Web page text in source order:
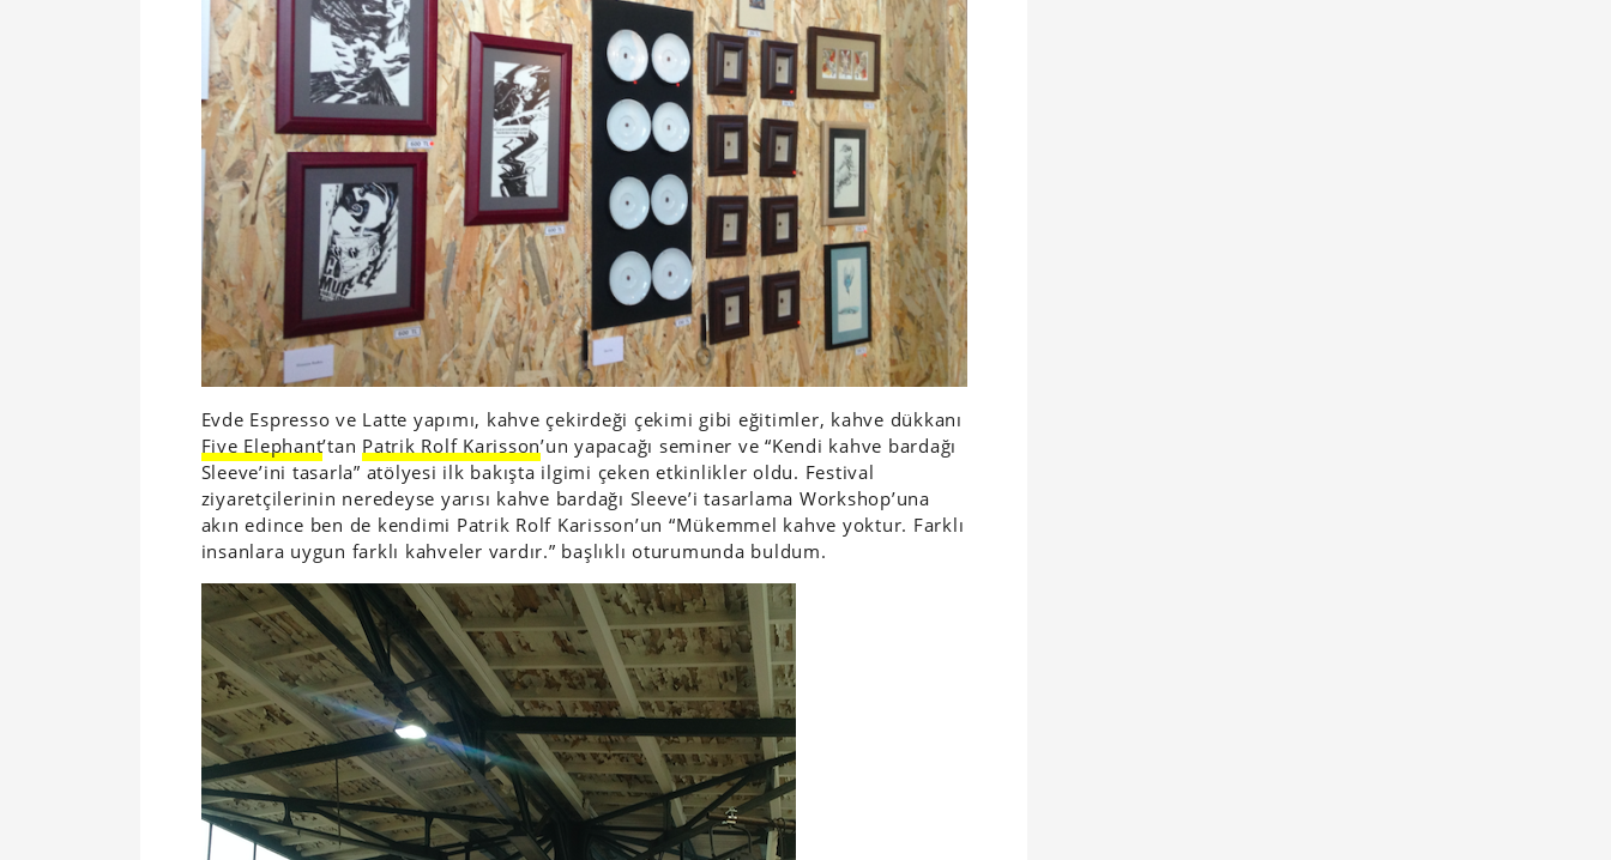
Evde Espresso ve Latte yapımı, kahve çekirdeği çekimi gibi eğitimler, kahve dükkanı
Five Elephant’tan Patrik Rolf Karisson’un yapacağı seminer ve “Kendi kahve bardağı
Sleeve’ini tasarla” atölyesi ilk bakışta ilgimi çeken etkinlikler oldu. Festival
ziyaretçilerinin neredeyse yarısı kahve bardağı Sleeve’i tasarlama Workshop’una
akın edince ben de kendimi Patrik Rolf Karisson’un “Mükemmel kahve yoktur. Farklı
insanlara uygun farklı kahveler vardır.” başlıklı oturumunda buldum.